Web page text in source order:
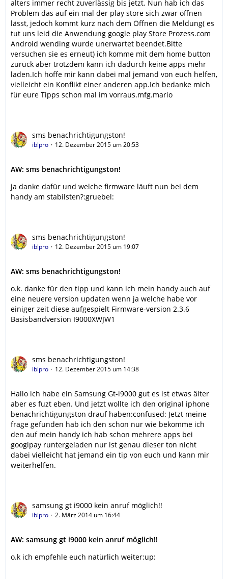
alters immer recht zuverlässig bis jetzt. Nun hab ich das
Problem das auf ein mal der play store sich zwar öffnen
lässt, jedoch kommt kurz nach dem Öffnen die Meldung( es
tut uns leid die Anwendung google play Store Prozess.com
Android wending wurde unerwartet beendet.Bitte
versuchen sie es erneut) ich komme mit dem home button
zurück aber trotzdem kann ich dadurch keine apps mehr
laden.Ich hoffe mir kann dabei mal jemand von euch helfen,
vielleicht ein Konflikt einer anderen app.Ich bedanke mich
für eure Tipps schon mal im vorraus.mfg.mario
sms benachrichtigungston!
iblpro 12. Dezember 2015 um 20:53
AW: sms benachrichtigungston!
ja danke dafür und welche firmware läuft nun bei dem
handy am stabilsten?:gruebel:
sms benachrichtigungston!
iblpro 12. Dezember 2015 um 19:07
AW: sms benachrichtigungston!
o.k. danke für den tipp und kann ich mein handy auch auf
eine neuere version updaten wenn ja welche habe vor
einiger zeit diese aufgespielt Firmware-version 2.3.6
Basisbandversion I9000XWJW1
sms benachrichtigungston!
iblpro 12. Dezember 2015 um 14:38
Hallo ich habe ein Samsung Gt-i9000 gut es ist etwas älter
aber es fuzt eben. Und jetzt wollte ich den original iphone
benachrichtigungston drauf haben:confused: Jetzt meine
frage gefunden hab ich den schon nur wie bekomme ich
den auf mein handy ich hab schon mehrere apps bei
googlpay runtergeladen nur ist genau dieser ton nicht
dabei vielleicht hat jemand ein tip von euch und kann mir
weiterhelfen.
samsung gt i9000 kein anruf möglich!!
iblpro 2. März 2014 um 16:44
AW: samsung gt i9000 kein anruf möglich!!
o.k ich empfehle euch natürlich weiter:up: